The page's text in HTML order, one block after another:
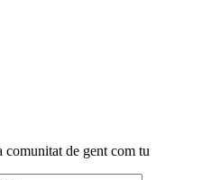
comunitat de gent com tu